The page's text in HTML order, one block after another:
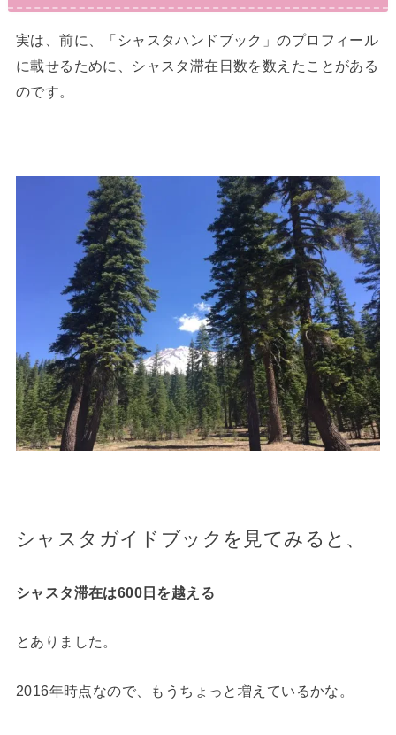
実は、前に、「シャスタハンドブック」のプロフィール
に載せるために、シャスタ滞在日数を数えたことがある
のです。
シャスタガイドブックを見てみると、
シャスタ滞在は600日を越える
とありました。
2016年時点なので、もうちょっと増えているかな。